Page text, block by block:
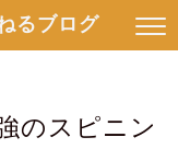
るブログ
のスピニン